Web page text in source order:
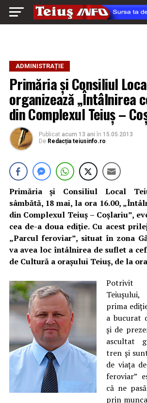
ADMINISTRAȚIE
Primăria şi Consiliul
organizează „Întâlnirea
din Complexul Teiuş –
Publicat acum 13 ani în 15.05.2013
De Redacția teiusinfo.ro
Primăria şi Consiliul Local
sâmbătă, 18 mai, la ora 16.00,
din Complexul Teiuş – Coşlariu”,
cea de-a doua ediţie. Cu acest
„Parcul feroviar”, situat în zona
va avea loc întâlnirea de suflet a
de Cultură a oraşului Teiuş, de la
prima
a bucurat
şi de
ascultat
tren şi
de viaţa
feroviar”
că ne
prin